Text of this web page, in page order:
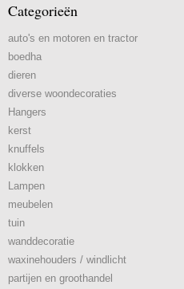
Categorieën
auto's en motoren en tractor
boedha
dieren
diverse woondecoraties
Hangers
kerst
knuffels
klokken
Lampen
meubelen
tuin
wanddecoratie
waxinehouders / windlicht
partijen en groothandel